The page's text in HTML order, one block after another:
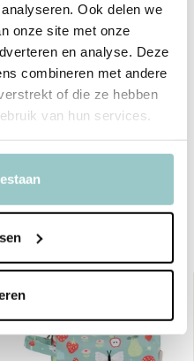
Ook delen we
onze site met onze
en analyse. Deze
combineren met andere
of die ze hebben
van hun services.
Lovely Company